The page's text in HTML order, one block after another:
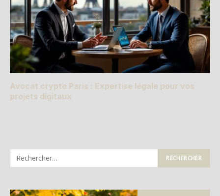
Avocat crypto Paris : Expertise légale pour vos
projets digitaux